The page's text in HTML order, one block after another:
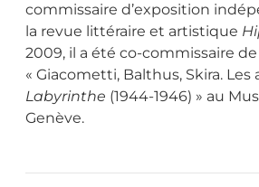
commissaire d’exposition
la revue littéraire et artistique
2009, il a été co-commissaire de
« Giacometti, Balthus, Skira. Les
Labyrinthe (1944-1946) » au
Genève.